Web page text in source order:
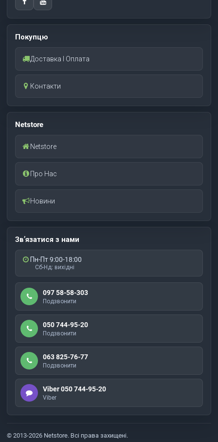
Покупцю
Доставка І Оплата
Контакти
Netstore
Netstore
Про Нас
Новини
Зв’язатися з нами
Пн-Пт 9:00-18:00
Сб-Нд: вихідні
097 58-58-303
Подзвонити
050 744-95-20
Подзвонити
063 825-76-77
Подзвонити
Viber 050 744-95-20
Viber
© 2013-2026 Netstore. Всі права захищені.